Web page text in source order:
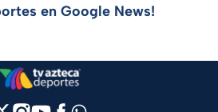
en Google News!